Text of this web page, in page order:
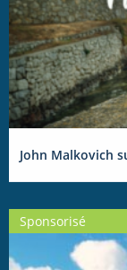
John Malkovich
Sponsorisé